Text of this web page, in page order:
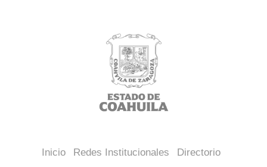
Inicio Redes Institucionales Directorio